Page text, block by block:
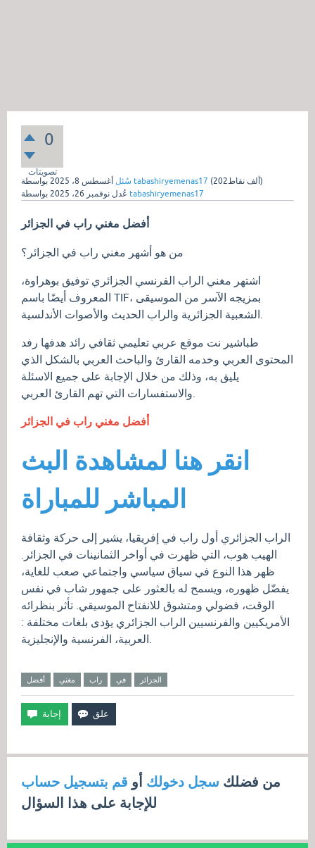
0
تصويتات
سُئل أغسطس 8، 2025 tabashiryemenas17 ( 202ألف نقاط)
عُدل نوفمبر 26، 2025 tabashiryemenas17
أفضل مغني راب في الجزائر
من هو أشهر مغني راب في الجزائر؟
اشتهر مغني الراب الفرنسي الجزائري توفيق بوهراوة،
المعروف أيضًا باسم TIF، بمزيجه الآسر من الموسيقى
طباشير نت موقع عربي تعليمي ثقافي رائد هدفها رفد
المحتوى العربي وخدمه القارئ والباحث العربي بالشكل الذي
يليق به، وذلك من خلال الإجابة على جميع الاسئلة
أفضل مغني راب في الجزائر
انقر هنا لمشاهدة البث
المباشر للمباراة
الراب الجزائري أول راب في إفريقيا، يشير إلى حركة وثقافة
الهيب هوب، التي ظهرت في أواخر الثمانينات في الجزائر.
ظهر هذا النوع في سياق سياسي واجتماعي صعب للغاية،
يفضّل ظهوره، ويسمح له بالعثور على جمهور شاب في نفس
الوقت، فضولي ومتشوق للانفتاح الموسيقي. تأثر بنظرائه
الأمريكيين والفرنسيين الراب الجزائري يؤدى بلغات مختلفة :
أفضل مغني راب في الجزائر
من فضلك سجل دخولك أو قم بتسجيل حساب
للإجابة على هذا السؤال